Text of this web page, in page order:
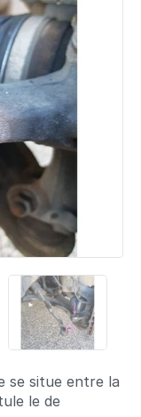
se situe entre la
le de